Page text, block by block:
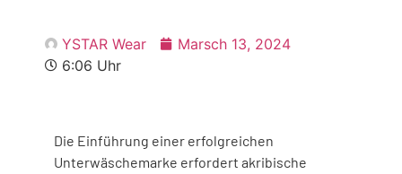
YSTAR Wear
Marsch 13, 2024
6:06 Uhr
Die Einführung einer erfolgreichen
Unterwäschemarke erfordert akribische